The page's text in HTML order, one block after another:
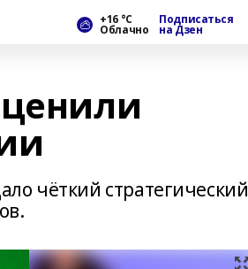
+16 °С
Облачно
Подписаться
на Дзен
чёткий стратегический